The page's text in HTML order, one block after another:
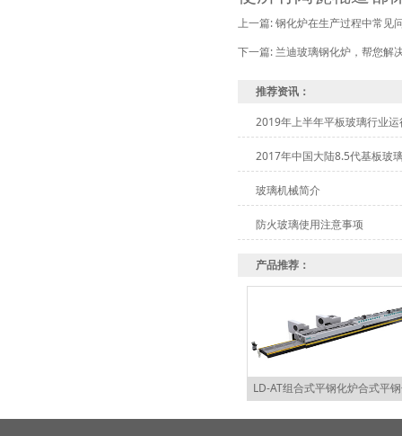
上一篇:钢化炉在生产过程中常见
下一篇: 兰迪玻璃钢化炉，帮您解
推荐资讯：
2019年上半年平板玻璃行业
2017年中国大陆8.5代基板玻
玻璃机械简介
防火玻璃使用注意事项
产品推荐：
LD-AT组合式平钢化炉合式平